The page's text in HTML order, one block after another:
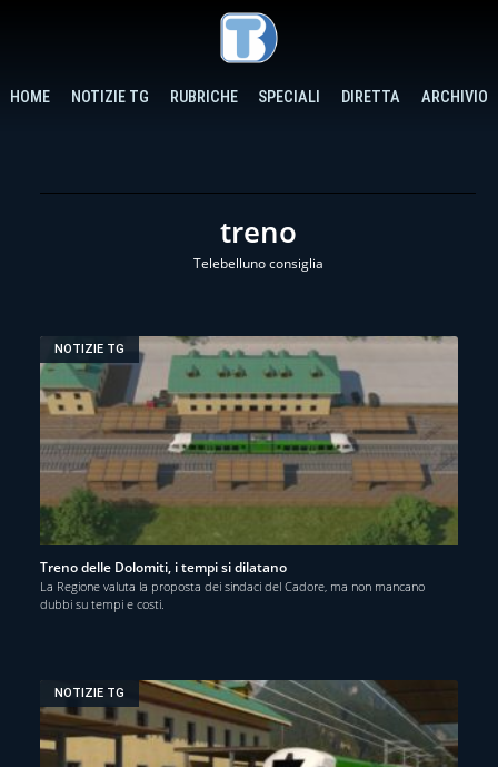
HOME NOTIZIE TG RUBRICHE SPECIALI DIRETTA ARCHIVIO
treno
Telebelluno consiglia
NOTIZIE TG
Treno delle Dolomiti, i tempi si dilatano
La Regione valuta la proposta dei sindaci del Cadore, ma non mancano
dubbi su tempi e costi.
NOTIZIE TG